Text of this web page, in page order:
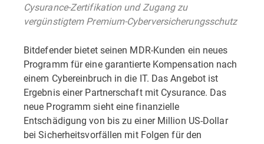
Cysurance-Zertifikation und Zugang zu
vergünstigtem Premium-Cyberversicherungsschutz
Bitdefender bietet seinen MDR-Kunden ein neues
Programm für eine garantierte Kompensation nach
einem Cybereinbruch in die IT. Das Angebot ist
Ergebnis einer Partnerschaft mit Cysurance. Das
neue Programm sieht eine finanzielle
Entschädigung von bis zu einer Million US-Dollar
bei Sicherheitsvorfällen mit Folgen für den